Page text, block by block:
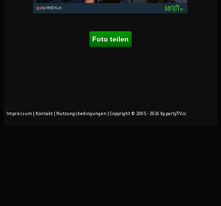
Foto teilen
Impressum Kontakt Nutzungsbedingungen | Copyright © 2005 - 2026 by partyTV.cc